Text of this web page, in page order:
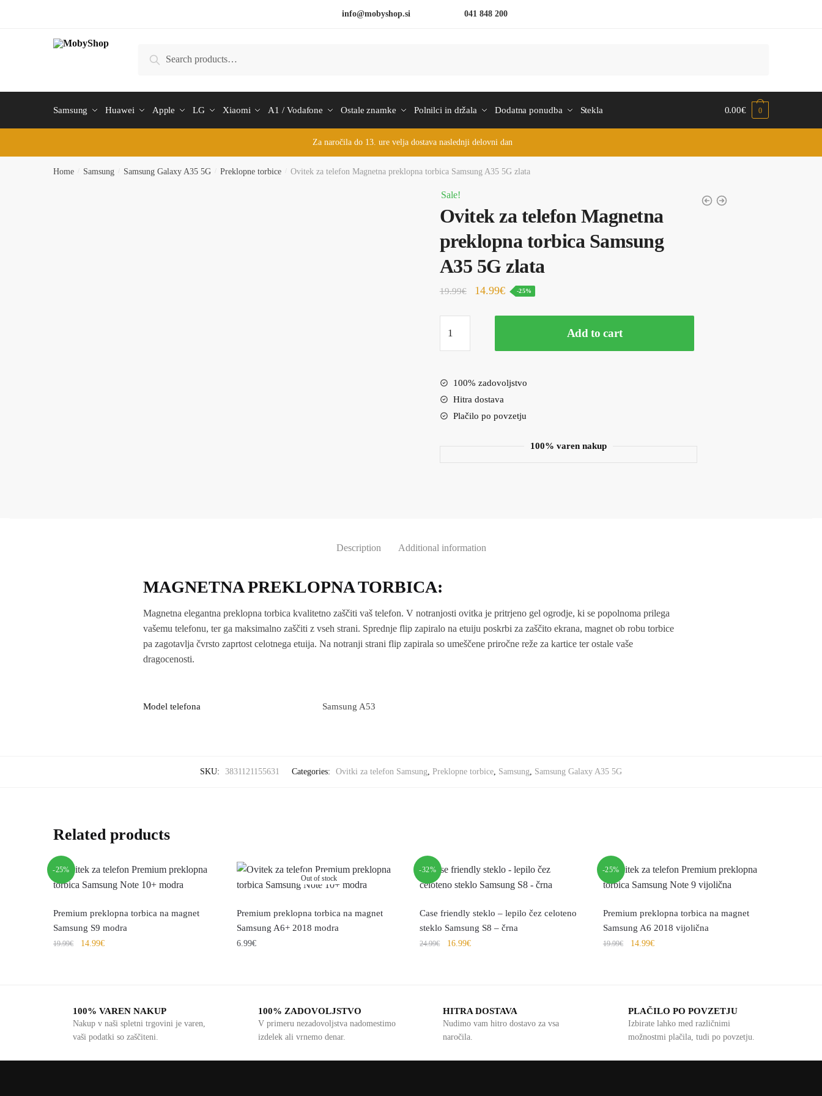
info@mobyshop.si 041 848 200
Search
Samsung Huawei Apple LG Xiaomi A1 / Vodafone Ostale znamke Polnilci in držala Dodatna ponudba Stekla 0.00€ 0
Za naročila do 13. ure velja dostava naslednji delovni dan
Home Samsung Samsung Galaxy A35 5G Preklopne torbice Ovitek za telefon Magnetna preklopna torbica Samsung A35 5G zlata
Sale!
Ovitek za telefon Magnetna
preklopna torbica Samsung
A35 5G zlata
19.99€ 14.99€ -25%
telefon
preklopna
torbica
Samsung
Add to cart
100% zadovoljstvo
Hitra dostava
Plačilo po povzetju
100% varen nakup
Description Additional information
MAGNETNA PREKLOPNA TORBICA:
Magnetna elegantna preklopna torbica kvalitetno zaščiti vaš telefon. V notranjosti ovitka je pritrjeno gel ogrodje, ki se popolnoma prilega
vašemu telefonu, ter ga maksimalno zaščiti z vseh strani. Sprednje flip zapiralo na etuiju poskrbi za zaščito ekrana, magnet ob robu torbice
pa zagotavlja čvrsto zaprtost celotnega etuija. Na notranji strani flip zapirala so umeščene priročne reže za kartice ter ostale vaše
dragocenosti.
Model telefona Samsung A53
SKU: 3831121155631 Categories: Ovitki za telefon Samsung Preklopne torbice Samsung Samsung Galaxy A35 5G
Related products
-25%
Premium preklopna torbica na magnet
Samsung S9 modra
19.99€ 14.99€
Out of stock
Premium preklopna torbica na magnet
Samsung A6+ 2018 modra
6.99€
-32%
Case friendly steklo – lepilo čez celoteno
steklo Samsung S8 – črna
24.99€ 16.99€
-25%
Premium preklopna torbica na magnet
Samsung A6 2018 vijolična
19.99€ 14.99€
100% VAREN NAKUP
Nakup v naši spletni trgovini je varen,
vaši podatki so zaščiteni.
100% ZADOVOLJSTVO
V primeru nezadovoljstva nadomestimo
izdelek ali vrnemo denar.
HITRA DOSTAVA
Nudimo vam hitro dostavo za vsa
naročila.
PLAČILO PO POVZETJU
Izbirate lahko med različnimi
možnostmi plačila, tudi po povzetju.